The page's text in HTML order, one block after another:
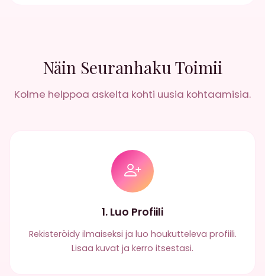
Näin Seuranhaku Toimii
Kolme helppoa askelta kohti uusia kohtaamisia.
1. Luo Profiili
Rekisteröidy ilmaiseksi ja luo houkutteleva profiili.
Lisaa kuvat ja kerro itsestasi.